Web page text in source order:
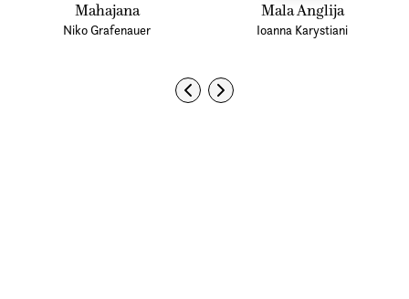
Mahajana
Niko Grafenauer
Mala Anglija
Ioanna Karystiani